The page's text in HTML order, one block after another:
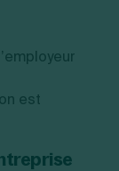
est